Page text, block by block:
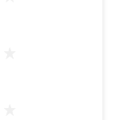
натурального